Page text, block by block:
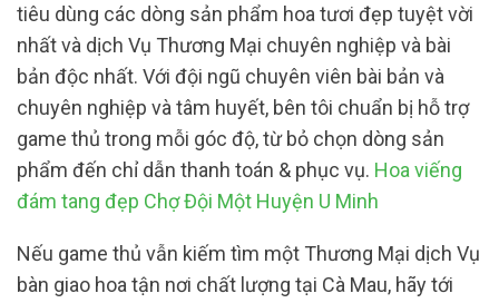
tiêu dùng các dòng sản phẩm hoa tươi đẹp tuyệt vời
nhất và dịch Vụ Thương Mại chuyên nghiệp và bài
bản độc nhất. Với đội ngũ chuyên viên bài bản và
chuyên nghiệp và tâm huyết, bên tôi chuẩn bị hỗ trợ
game thủ trong mỗi góc độ, từ bỏ chọn dòng sản
phẩm đến chỉ dẫn thanh toán & phục vụ. Hoa viếng
đám tang đẹp Chợ Đội Một Huyện U Minh
Nếu game thủ vẫn kiếm tìm một Thương Mại dịch Vụ
bàn giao hoa tận nơi chất lượng tại Cà Mau, hãy tới